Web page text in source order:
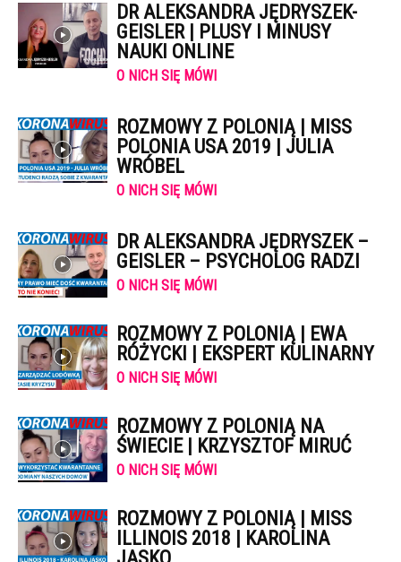
DR ALEKSANDRA JĘDRYSZEK-
GEISLER | PLUSY I MINUSY
NAUKI ONLINE
O NICH SIĘ MÓWI
ROZMOWY Z POLONIĄ | MISS
POLONIA USA 2019 | JULIA
WRÓBEL
O NICH SIĘ MÓWI
DR ALEKSANDRA JĘDRYSZEK –
GEISLER – PSYCHOLOG RADZI
O NICH SIĘ MÓWI
ROZMOWY Z POLONIĄ | EWA
RÓŻYCKI | EKSPERT KULINARNY
O NICH SIĘ MÓWI
ROZMOWY Z POLONIĄ NA
ŚWIECIE | KRZYSZTOF MIRUĆ
O NICH SIĘ MÓWI
ROZMOWY Z POLONIĄ | MISS
ILLINOIS 2018 | KAROLINA